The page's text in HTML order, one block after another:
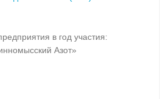
в год участия:
Азот»